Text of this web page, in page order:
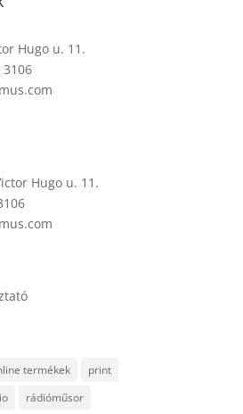
Hugo u. 11.
Hugo u. 11.
termékek
print
rádióműsor